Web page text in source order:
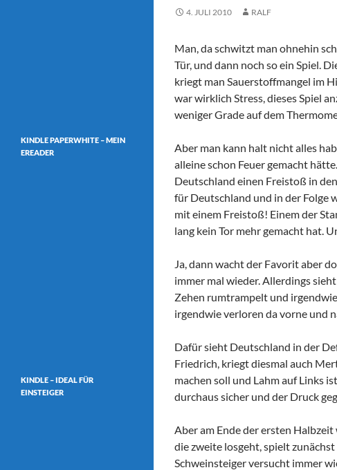
4. JULI 2010 RALF
Man, da schwitzt man ohnehin
Tür, und dann noch so ein Spiel.
kriegt man Sauerstoffmangel im
war wirklich Stress, dieses Spiel
weniger Grade auf dem
Aber man kann halt nicht alles
alleine schon Feuer gemacht
Deutschland einen Freistoß in
für Deutschland und in der Folge
mit einem Freistoß! Einem der
lang kein Tor mehr gemacht hat.
Ja, dann wacht der Favorit aber
immer mal wieder. Allerdings
Zehen rumtrampelt und
irgendwie verloren da vorne und
Dafür sieht Deutschland in der
Friedrich, kriegt diesmal auch
machen soll und Lahm auf Links
durchaus sicher und der Druck
Aber am Ende der ersten
die zweite losgeht, spielt
Schweinsteiger versucht immer
KINDLE PAPERWHITE – MEIN
EREADER
KINDLE – IDEAL FÜR
EINSTEIGER